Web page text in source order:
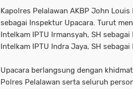
Kapolres Pelalawan AKBP John
sebagai Inspektur Upacara. Turut
Intelkam IPTU Irmansyah, SH
Intelkam IPTU Indra Jaya, SH sebagai
Upacara berlangsung dengan
Polres Pelalawan serta seluruh